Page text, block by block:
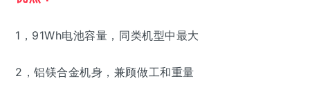
1，91Wh电池容量，同类机型中最大
2，铝镁合金机身，兼顾做工和重量